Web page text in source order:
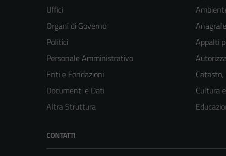
Uffici
Organi di Governo
Politici
Personale Amministrativo
Enti e Fondazioni
Documenti e Dati
Altra Struttura
Appalti
Catasto,
Cultura
CONTATTI